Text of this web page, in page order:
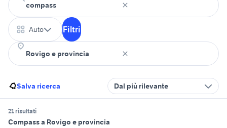
Auto Filtri
Salva ricerca Dal più rilevante
21 risultati
Compass a Rovigo e provincia